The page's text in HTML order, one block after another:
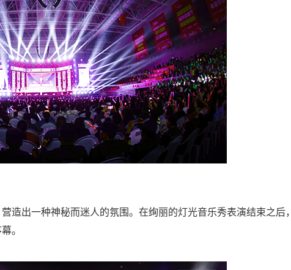
造出一种神秘而迷人的氛围。在绚丽的灯光音乐秀表演结束之后，
。